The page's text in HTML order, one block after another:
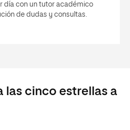
día con un tutor académico
de dudas y consultas.
las cinco estrellas a